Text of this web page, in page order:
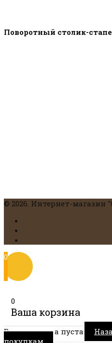
Поворотный столик-
© 2026. Интернет-магазин
0
0
Ваша корзина
Ваша корзина пуста
покупкам